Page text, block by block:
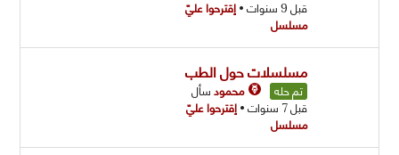
قبل 9 سنوات
•إقترحوا عليّ
مسلسل
مسلسلات حول الطب
تم حله محمود سأل
قبل 7 سنوات
•إقترحوا عليّ
مسلسل